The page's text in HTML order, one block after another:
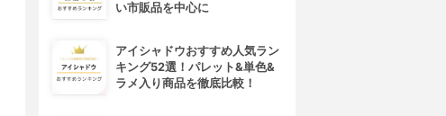
い市販品を中心に
アイシャドウおすすめ人気ラン
キング52選！パレット&単色&
ラメ入り商品を徹底比較！